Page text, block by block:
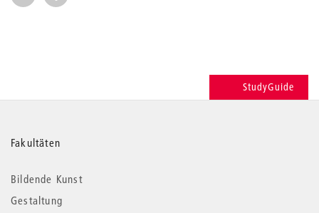
StudyGuide
Weitere
Informationen
Fakultäten
Bildende Kunst
Gestaltung